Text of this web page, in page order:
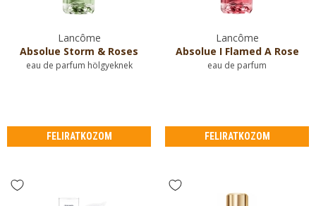
Lancôme
Absolue Storm & Roses
eau de parfum hölgyeknek
FELIRATKOZOM
Lancôme
Absolue I Flamed A Rose
eau de parfum
FELIRATKOZOM